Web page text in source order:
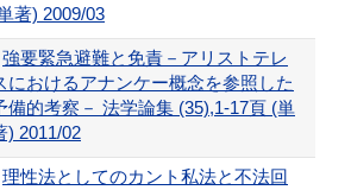
著) 2009/03
強要緊急避難と免責－アリストテレ
におけるアナンケー概念を参照した
備的考察－ 法学論集 (35),1-17頁 (単
) 2011/02
理性法としてのカント私法と不法回